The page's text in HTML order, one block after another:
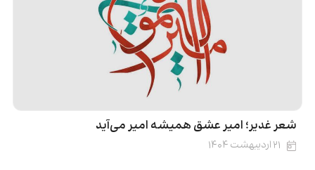
شعر غدیر؛ امیر عشق همیشه امیر می‌آید
۲۱ اردیبهشت ۱۴۰۴